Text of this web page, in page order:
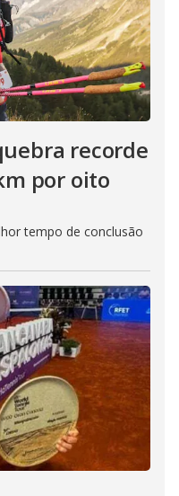
recorde
por oito
tempo de conclusão